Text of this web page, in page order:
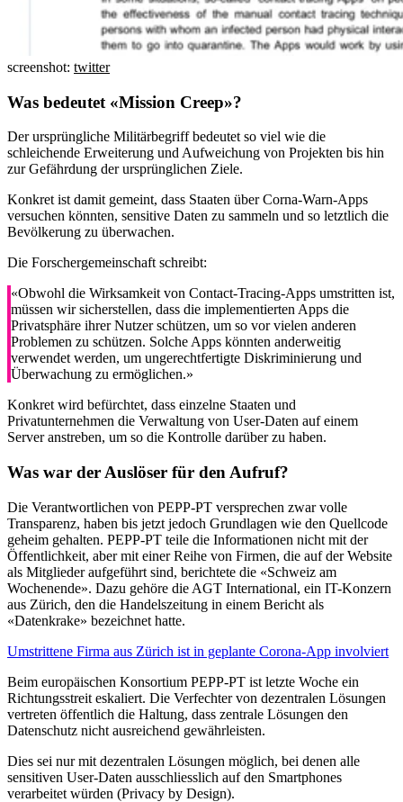
screenshot: twitter
Was bedeutet «Mission Creep»?
Der ursprüngliche Militärbegriff bedeutet so viel wie die
schleichende Erweiterung und Aufweichung von Projekten bis hin
zur Gefährdung der ursprünglichen Ziele.
Konkret ist damit gemeint, dass Staaten über Corna-Warn-Apps
versuchen könnten, sensitive Daten zu sammeln und so letztlich die
Bevölkerung zu überwachen.
Die Forschergemeinschaft schreibt:
«Obwohl die Wirksamkeit von Contact-Tracing-Apps umstritten ist,
müssen wir sicherstellen, dass die implementierten Apps die
Privatsphäre ihrer Nutzer schützen, um so vor vielen anderen
Problemen zu schützen. Solche Apps könnten anderweitig
verwendet werden, um ungerechtfertigte Diskriminierung und
Überwachung zu ermöglichen.»
Konkret wird befürchtet, dass einzelne Staaten und
Privatunternehmen die Verwaltung von User-Daten auf einem
Server anstreben, um so die Kontrolle darüber zu haben.
Was war der Auslöser für den Aufruf?
Die Verantwortlichen von PEPP-PT versprechen zwar volle
Transparenz, haben bis jetzt jedoch Grundlagen wie den Quellcode
geheim gehalten. PEPP-PT teile die Informationen nicht mit der
Öffentlichkeit, aber mit einer Reihe von Firmen, die auf der Website
als Mitglieder aufgeführt sind, berichtete die «Schweiz am
Wochenende». Dazu gehöre die AGT International, ein IT-Konzern
aus Zürich, den die Handelszeitung in einem Bericht als
«Datenkrake» bezeichnet hatte.
Umstrittene Firma aus Zürich ist in geplante Corona-App involviert
Beim europäischen Konsortium PEPP-PT ist letzte Woche ein
Richtungsstreit eskaliert. Die Verfechter von dezentralen Lösungen
vertreten öffentlich die Haltung, dass zentrale Lösungen den
Datenschutz nicht ausreichend gewährleisten.
Dies sei nur mit dezentralen Lösungen möglich, bei denen alle
sensitiven User-Daten ausschliesslich auf den Smartphones
verarbeitet würden (Privacy by Design).